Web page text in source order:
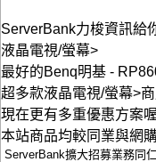
ServerBank力梭資訊給
液晶電視/螢幕>
最好的Benq明基 -
超多款液晶電視/螢幕>
現在更有多重優惠方案
本站商品均較同業與網
ServerBank擴大招募業務同仁